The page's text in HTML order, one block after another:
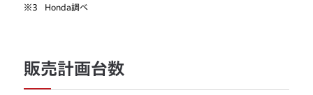
※3
Honda調べ
販売計画台数